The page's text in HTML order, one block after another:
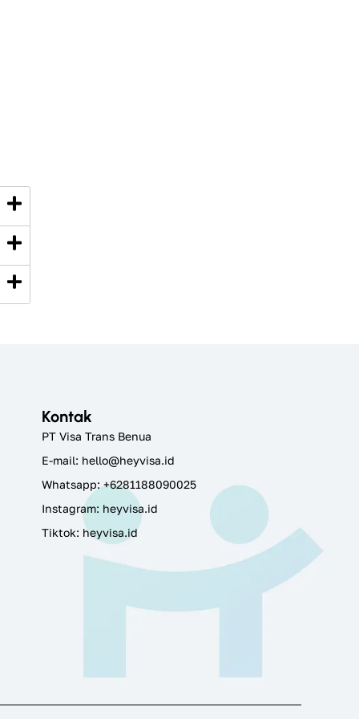
Kontak
PT Visa Trans Benua
E-mail: hello@heyvisa.id
Whatsapp: +6281188090025
Instagram: heyvisa.id
Tiktok: heyvisa.id